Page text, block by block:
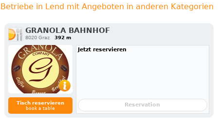
Betriebe in Lend mit Angeboten in anderen Kategorien
GRANOLA BAHNHOF
8020 Graz 392 m
Tisch reservieren
book a table
Jetzt reservieren
Reservation